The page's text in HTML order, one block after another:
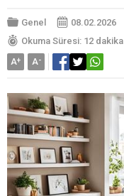
Genel 08.02.2026
Okuma Süresi: 12 dakika
A+ A-